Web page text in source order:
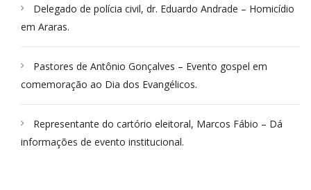
Delegado de polícia civil, dr. Eduardo Andrade – Homicídio
em Araras.
Pastores de Antônio Gonçalves – Evento gospel em
comemoração ao Dia dos Evangélicos.
Representante do cartório eleitoral, Marcos Fábio – Dá
informações de evento institucional.